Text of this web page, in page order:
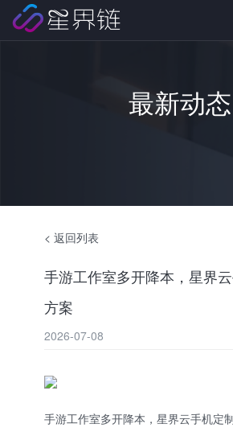
最新动态
< 返回列表
手游工作室多开降本，星界
方案
2026-07-08
手游工作室多开降本，星界云手机定